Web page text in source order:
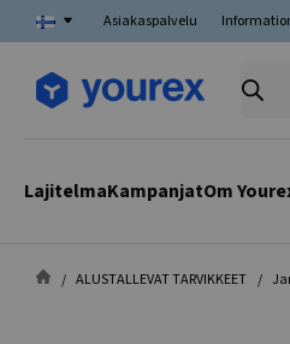
Asiakaspalvelu
Hae
LajitelmaKampanjatOm
ALUSTALLEVAT TARVIKKEET